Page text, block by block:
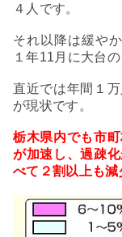
４人です。
それ以降は緩や
１年11月に大台
直近では年間１
が現状です。
栃木県内でも市
が加速し、過疎
べて２割以上も減